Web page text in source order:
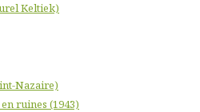
Keltiek)
Nazaire)
ruines (1943)